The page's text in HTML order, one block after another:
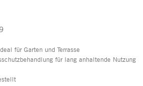
für Garten und Terrasse
für lang anhaltende Nutzung